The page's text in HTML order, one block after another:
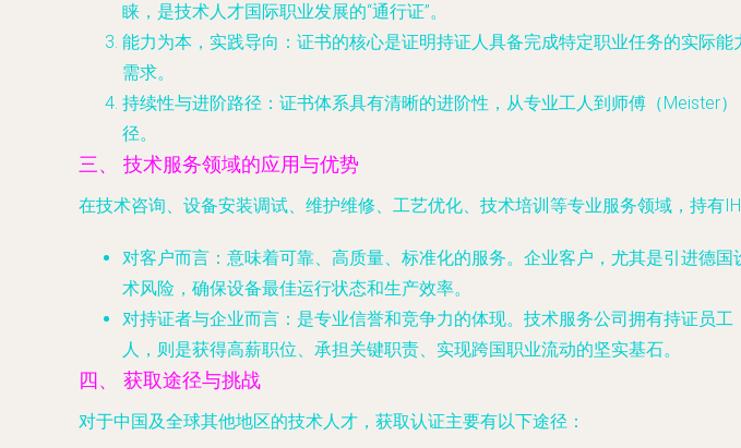
睐，是技术人才国际职业发展的“通行证”。
能力为本，实践导向 ：证书的核心是证明持证人具备完成特定职业任务的实际
需求。
持续性与进阶路径 ：证书体系具有清晰的进阶性，从专业工人到师傅（Meister
径。
三、 技术服务领域的应用与优势
在技术咨询、设备安装调试、维护维修、工艺优化、技术培训等专业服务领域，持有
对客户而言 ：意味着可靠、高质量、标准化的服务。企业客户，尤其是引进德
术风险，确保设备最佳运行状态和生产效率。
对持证者与企业而言 ：是专业信誉和竞争力的体现。技术服务公司拥有持证员
人，则是获得高薪职位、承担关键职责、实现跨国职业流动的坚实基石。
四、 获取途径与挑战
对于中国及全球其他地区的技术人才，获取认证主要有以下途径：